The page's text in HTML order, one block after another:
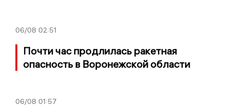
06/08 02:51
Почти час продлилась ракетная
опасность в Воронежской области
06/08 01:57